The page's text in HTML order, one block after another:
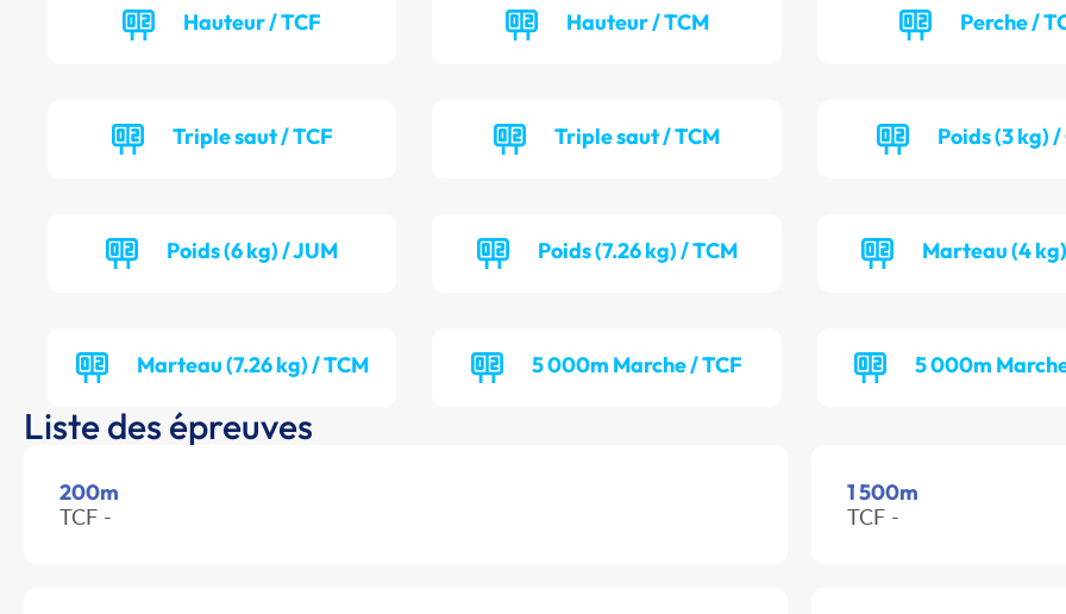
Hauteur / TCF Hauteur / TCM Perche /
Triple saut / TCF Triple saut / TCM Poids (3 kg) /
Poids (6 kg) / JUM Poids (7.26 kg) / TCM Marteau (4
Marteau (7.26 kg) / TCM 5 000m Marche / TCF 5 000m
Liste des épreuves
200m
TCF -
1 500m
TCF -